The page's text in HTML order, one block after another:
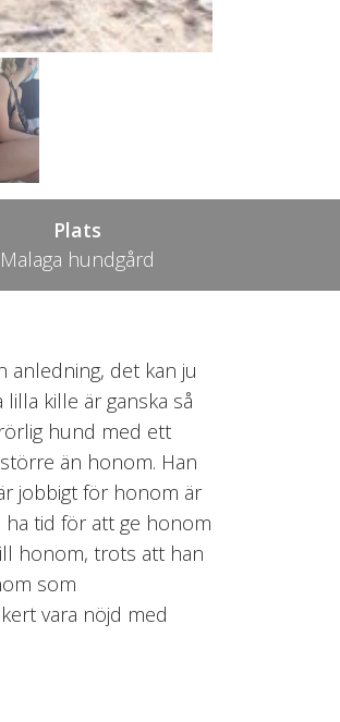
Plats
Malaga hundgård
anledning, det kan ju
kille är ganska så
hund med ett
än honom. Han
jobbigt för honom är
tid för att ge honom
honom, trots att han
som
vara nöjd med